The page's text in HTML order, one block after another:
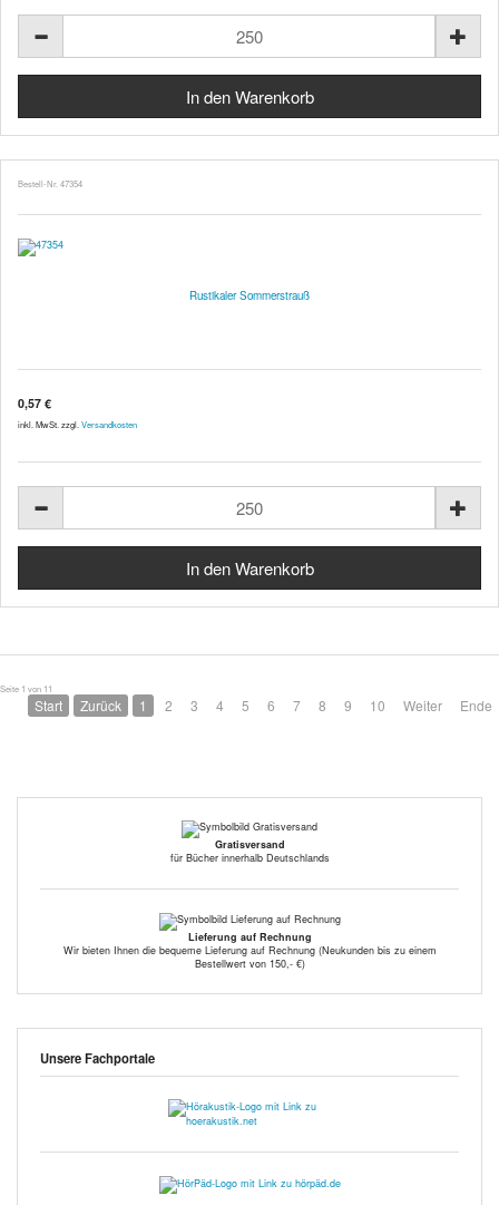
Bestell-Nr. 47354
Rustikaler Sommerstrauß
0,57 €
inkl. MwSt. zzgl. Versandkosten
Seite 1 von 11
Start Zurück 1 2 3 4 5 6 7 8 9 10 Weiter Ende
Gratisversand
für Bücher innerhalb Deutschlands
Lieferung auf Rechnung
Wir bieten Ihnen die bequeme Lieferung auf Rechnung (Neukunden bis zu einem
Bestellwert von 150,- €)
Unsere Fachportale